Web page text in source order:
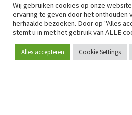
Word lid
Wij gebruiken cookies op onze
ervaring te geven door het onthouden
herhaalde bezoeken. Door op "Alles
stemt u in met het gebruik van ALLE
Alles accepteren Cookie Settings